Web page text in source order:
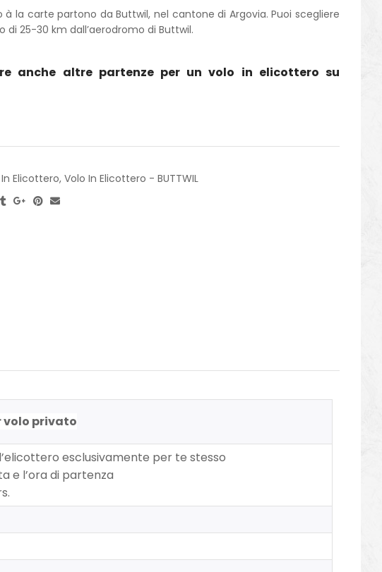
à la carte partono da Buttwil, nel cantone di Argovia. Puoi scegliere
di 25-30 km dall’aerodromo di Buttwil.
anche altre partenze per un volo in elicottero su
Elicottero, Volo In Elicottero - BUTTWIL
volo privato
esclusivamente per te stesso
e l’ora di partenza